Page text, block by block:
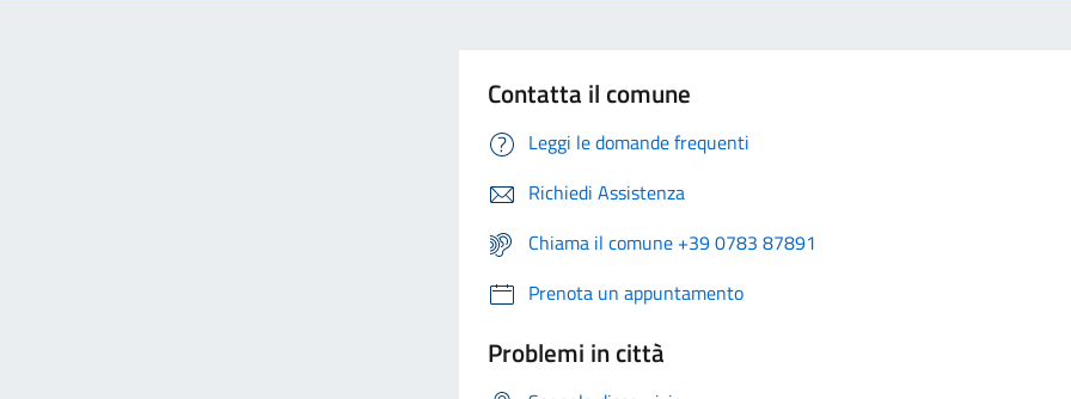
Contatta il comune
Leggi le domande frequenti
Richiedi Assistenza
Chiama il comune +39 0783 87891
Prenota un appuntamento
Problemi in città